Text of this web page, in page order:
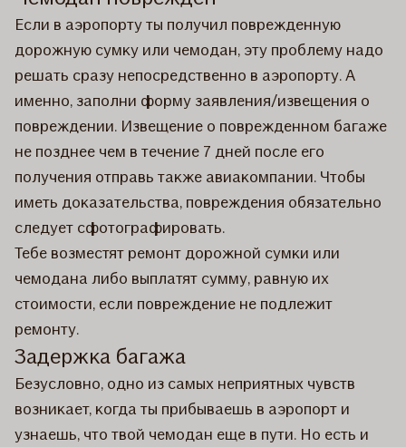
Если в аэропорту ты получил поврежденную
дорожную сумку или чемодан, эту проблему надо
решать сразу непосредственно в аэропорту. А
именно, заполни форму заявления/извещения о
повреждении. Извещение о поврежденном багаже
не позднее чем в течение 7 дней после его
получения отправь также авиакомпании. Чтобы
иметь доказательства, повреждения обязательно
следует сфотографировать.
Тебе возместят ремонт дорожной сумки или
чемодана либо выплатят сумму, равную их
стоимости, если повреждение не подлежит
ремонту.
Задержка багажа
Безусловно, одно из самых неприятных чувств
возникает, когда ты прибываешь в аэропорт и
узнаешь, что твой чемодан еще в пути. Но есть и